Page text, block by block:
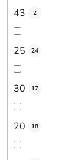
43 2
25 24
30 17
20 18